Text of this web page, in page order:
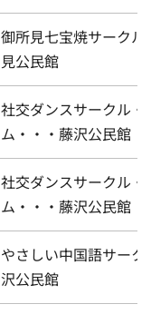
御所見七宝焼サークル
見公民館
社交ダンスサークル・
ム・・・藤沢公民館
社交ダンスサークル・
ム・・・藤沢公民館
やさしい中国語サー
沢公民館